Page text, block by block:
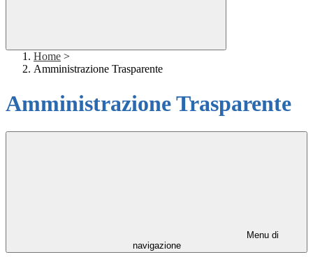
Home >
Amministrazione Trasparente
Amministrazione Trasparente
Menu di
navigazione